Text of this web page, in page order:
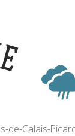
de-Calais-